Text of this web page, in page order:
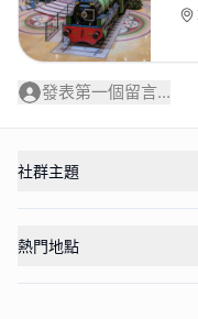
發表第一個留言...
社群主題
熱門地點